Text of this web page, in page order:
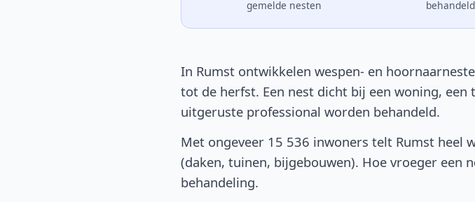
gemelde nesten
In Rumst ontwikkelen wespen- en
tot de herfst. Een nest dicht bij een woning,
uitgeruste professional worden behandeld.
Met ongeveer 15 536 inwoners telt Rumst heel
(daken, tuinen, bijgebouwen). Hoe vroeger een
behandeling.